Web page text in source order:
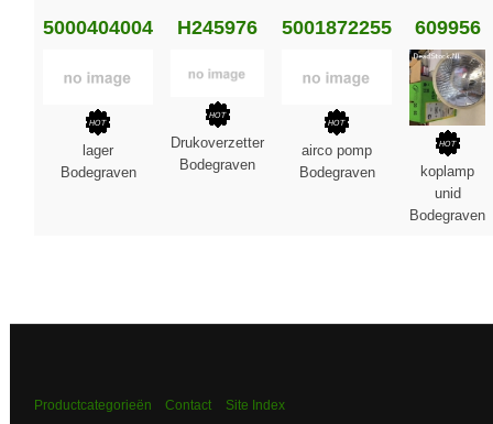
5000404004
lager
Bodegraven
H245976
Drukoverzetter
Bodegraven
5001872255
airco pomp
Bodegraven
609956
koplamp
unid
Bodegraven
Productcategorieën Contact Site Index